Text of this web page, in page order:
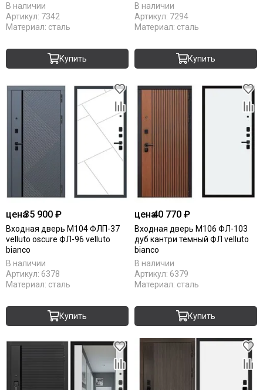
В наличии
Артикул: 7342
Материал: сталь
Купить
В наличии
Артикул: 7294
Материал: сталь
Купить
цена35 900 ₽
Входная дверь М104 ФЛП-37
velluto oscure ФЛ-96 velluto
bianco
В наличии
Артикул: 6378
Материал: сталь
Купить
цена40 770 ₽
Входная дверь М106 ФЛ-103
дуб кантри темный ФЛ velluto
bianco
В наличии
Артикул: 6379
Материал: сталь
Купить